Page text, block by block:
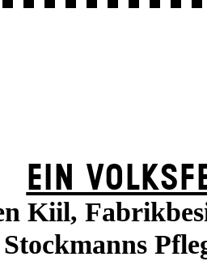
EIN
Kiil,
Stockmanns